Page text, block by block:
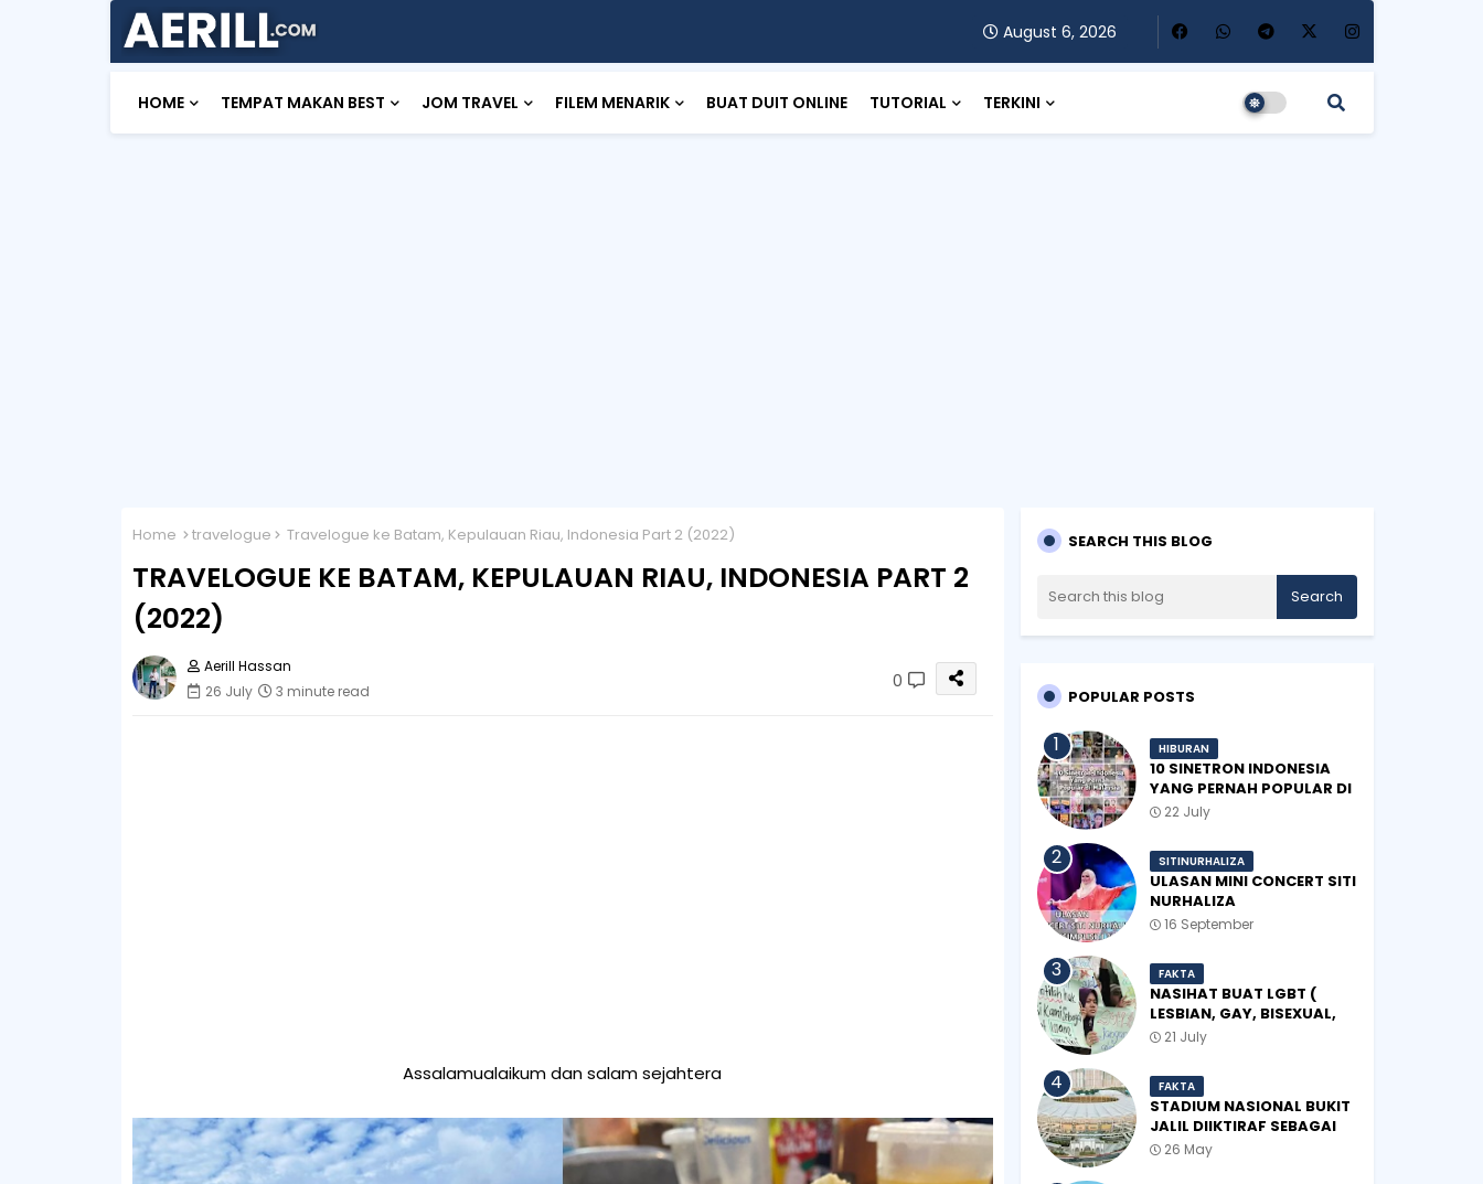
August 6, 2026
HOME TEMPAT MAKAN BEST JOM TRAVEL FILEM MENARIK BUAT DUIT ONLINE TUTORIAL TERKINI
Home travelogue Travelogue ke Batam, Kepulauan Riau, Indonesia Part 2 (2022)
TRAVELOGUE KE BATAM, KEPULAUAN RIAU, INDONESIA PART 2
(2022)
Aerill Hassan
26 July
3 minute read 0
Assalamualaikum dan salam sejahtera
SEARCH THIS BLOG
POPULAR POSTS
HIBURAN
10 SINETRON INDONESIA
YANG PERNAH POPULAR DI
MALAYSIA
22 July
SITINURHALIZA
ULASAN MINI CONCERT SITI
NURHALIZA
#SHOPEEXSIMPLYSITI 2019
16 September
FAKTA
NASIHAT BUAT LGBT (
LESBIAN, GAY, BISEXUAL,
TRANSGENDER)
21 July
FAKTA
STADIUM NASIONAL BUKIT
JALIL DIIKTIRAF SEBAGAI
'STADIUM OF THE YEAR'.
26 May